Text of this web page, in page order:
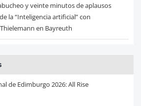
y veinte minutos de aplausos
la “Inteligencia artificial” con
en Bayreuth
de Edimburgo 2026: All Rise